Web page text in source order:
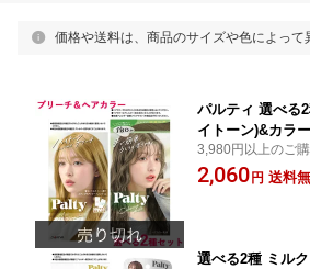
価格や送料は、商品のサイズや色によって
パルティ 選べる
イトーン)&カラ
リヤ(DARIYA)【
3,980円以上のご
は9,800円以上)：
2,060円 送料
選べる2種 ミル